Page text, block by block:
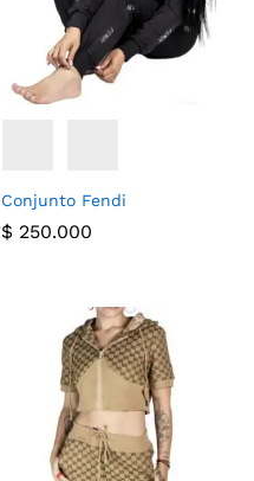
Conjunto Fendi
$ 250.000